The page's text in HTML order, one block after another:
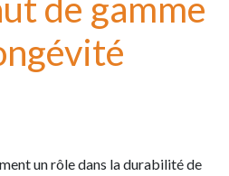
de gamme
un rôle dans la durabilité de